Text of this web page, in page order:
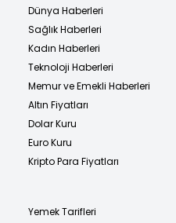
Dünya Haberleri
Sağlık Haberleri
Kadın Haberleri
Teknoloji Haberleri
Memur ve Emekli Haberleri
Altın Fiyatları
Dolar Kuru
Euro Kuru
Kripto Para Fiyatları
Yemek Tarifleri